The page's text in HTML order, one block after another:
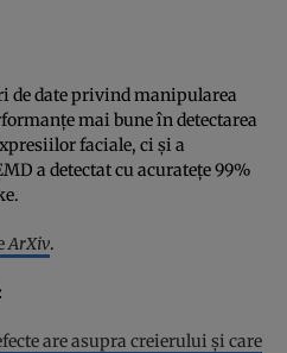
de date privind manipularea
mai bune în detectarea
faciale, ci și a
a detectat cu acuratețe 99%
ArXiv.
are asupra creierului și care